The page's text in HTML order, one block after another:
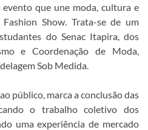
que une moda, cultura e
Show. Trata-se de um
do Senac Itapira, dos
e Coordenação de Moda,
Sob Medida.
público, marca a conclusão das
o trabalho coletivo dos
uma experiência de mercado